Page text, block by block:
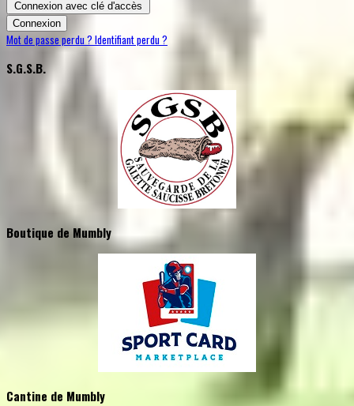
Connexion avec clé d'accès
Connexion
Mot de passe perdu ? Identifiant perdu ?
S.G.S.B.
Boutique de Mumbly
Cantine de Mumbly